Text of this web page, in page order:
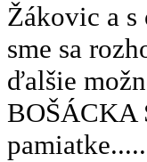
Žákovic a s
sme sa
ďalšie
BOŠÁCKA